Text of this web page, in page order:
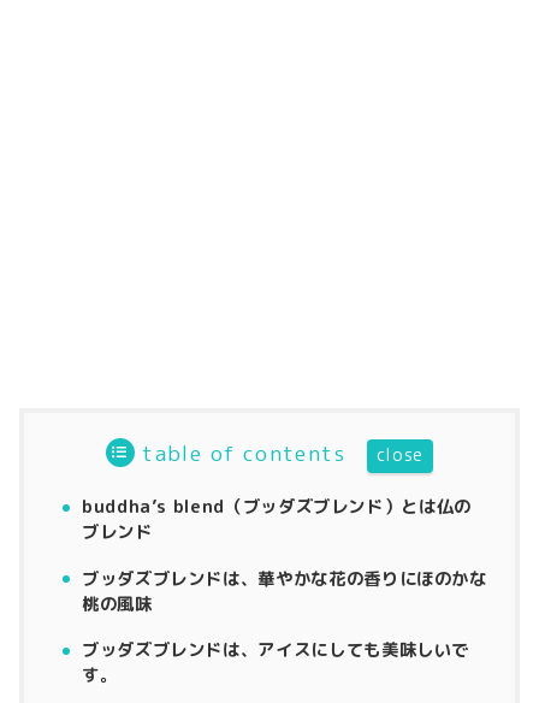
table of contents
buddha’s blend（ブッダズブレンド）とは仏の
ブレンド
ブッダズブレンドは、華やかな花の香りにほのかな
桃の風味
ブッダズブレンドは、アイスにしても美味しいで
す。